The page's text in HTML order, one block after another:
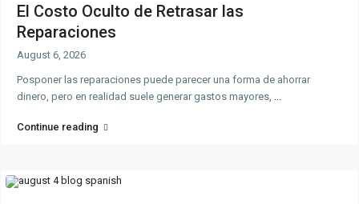
El Costo Oculto de Retrasar las
Reparaciones
August 6, 2026
Posponer las reparaciones puede parecer una forma de ahorrar
dinero, pero en realidad suele generar gastos mayores, ...
Continue reading